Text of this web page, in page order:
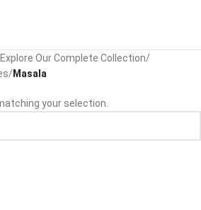
Our Complete Collection/
/Masala
your selection.